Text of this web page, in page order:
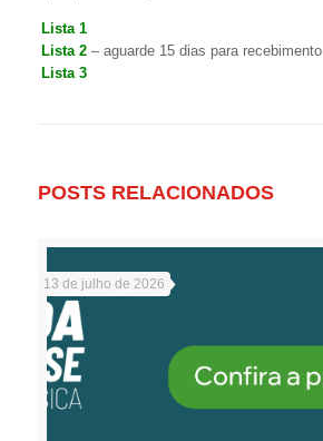
Lista 1
Lista 2 – aguarde 15 dias para recebimento
Lista 3
POSTS RELACIONADOS
13 de julho de 2026